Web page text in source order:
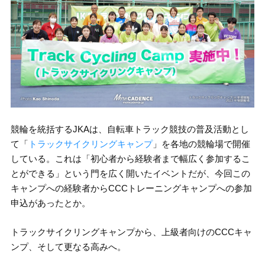
競輪を統括するJKAは、自転車トラック競技の普及活動とし
て「 トラックサイクリングキャンプ」を各地の競輪場で開催
している。これは「初心者から経験者まで幅広く参加するこ
とができる」という門を広く開いたイベントだが、今回この
キャンプへの経験者からCCCトレーニングキャンプへの参加
申込があったとか。
トラックサイクリングキャンプから、上級者向けのCCCキャ
ンプ、そして更なる高みへ。